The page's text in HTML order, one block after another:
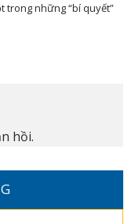
trong những “bí quyết”
hồi.